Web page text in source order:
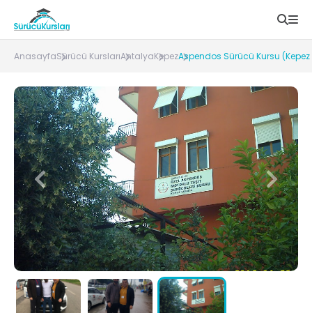
AnasayfaSürücü KurslarıAntalyaKepezAspendos Sürücü Kursu